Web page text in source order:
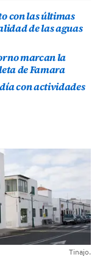
con las últimas
de las aguas
marcan la
de Famara
con actividades
Tinajo.